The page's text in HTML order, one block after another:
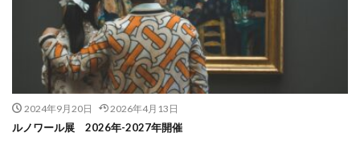
2024年9月20日 2026年4月13日
ルノワール展 2026年-2027年開催